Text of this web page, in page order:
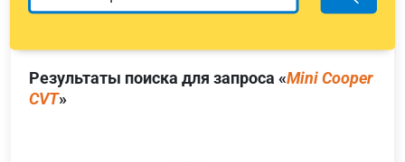
Результаты поиска для запроса «Mini Cooper
CVT»